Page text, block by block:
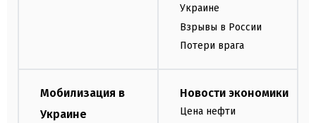
Украине
Взрывы в России
Потери врага
Мобилизация в
Украине
Новости экономики
Цена нефти